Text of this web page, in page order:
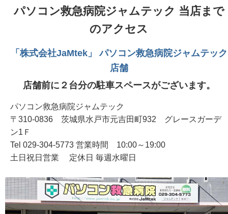
パソコン救急病院ジャムテック 当店まで
のアクセス
「株式会社JaMtek」 パソコン救急病院ジャムテック
店舗
店舗前に２台分の駐車スペースがございます。
パソコン救急病院ジャムテック
〒310-0836 茨城県水戸市元吉田町932 グレースガーデ
ン1Ｆ
Tel 029-304-5773 営業時間 10:00～19:00
土日祝日営業 定休日 毎週水曜日